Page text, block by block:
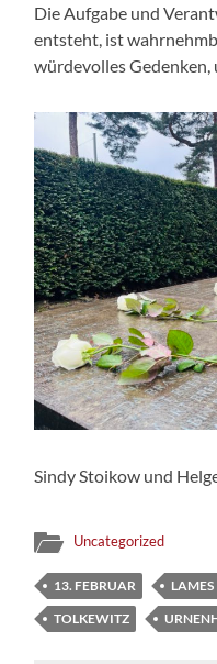
Die Aufgabe und
entsteht, ist
würdevolles Gedenken,
Sindy Stoikow und
Uncategorized
13. FEBRUAR LAMES
TOLKEWITZ